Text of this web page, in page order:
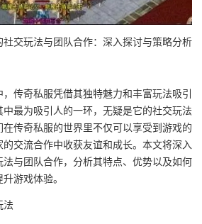
交玩法与团队合作：深入探讨与策略分析
传奇私服凭借其独特魅力和丰富玩法吸引
最为吸引人的一环，无疑是它的社交玩法
传奇私服的世界里不仅可以享受到游戏的
交流合作中收获友谊和成长。本文将深入
与团队合作，分析其特点、优势以及如何
游戏体验。
法